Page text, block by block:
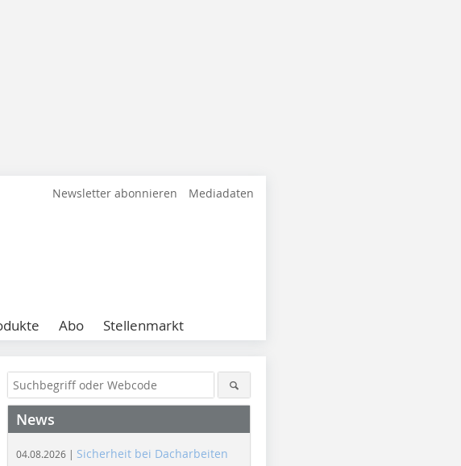
Newsletter abonnieren Mediadaten
Abo Stellenmarkt
News
04.08.2026 | Sicherheit bei Dacharbeiten